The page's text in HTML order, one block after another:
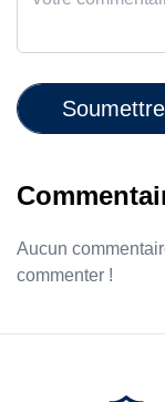
Soumettre
Aucun
commenter !